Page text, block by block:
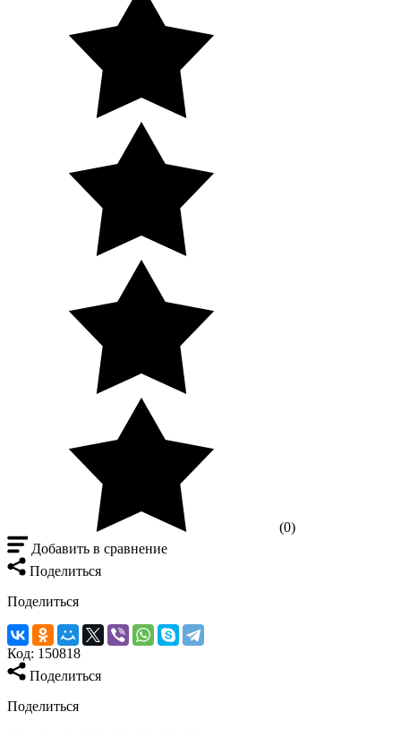
(0)
Добавить в сравнение
Поделиться
Поделиться
Код: 150818
Поделиться
Поделиться